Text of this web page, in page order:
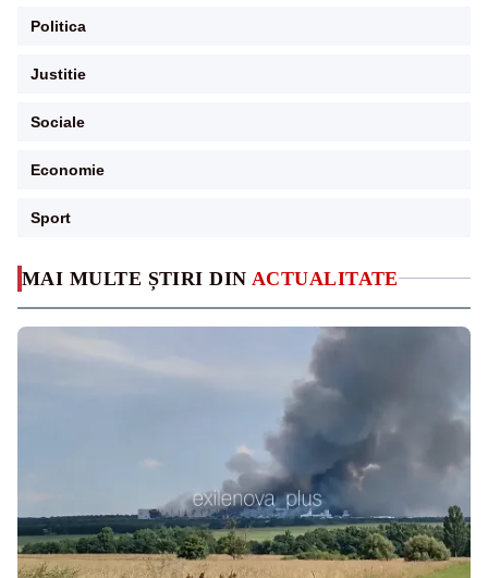
MAI MULTE ȘTIRI DIN ACTUALITATE
Politica
Justitie
Sociale
Economie
Sport